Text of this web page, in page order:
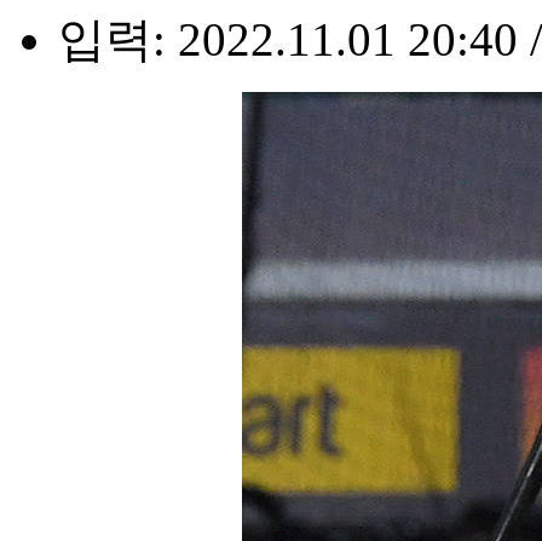
입력: 2022.11.01 20:40